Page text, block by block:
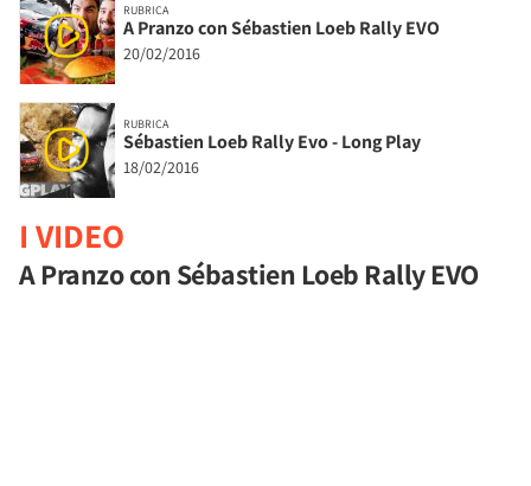
RUBRICA
A Pranzo con Sébastien Loeb Rally EVO
20/02/2016
RUBRICA
Sébastien Loeb Rally Evo - Long Play
18/02/2016
I VIDEO
A Pranzo con Sébastien Loeb Rally EVO